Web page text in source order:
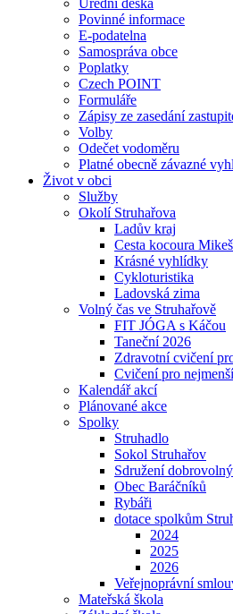
Povinné informace
E-podatelna
Samospráva obce
Poplatky
Czech POINT
Formuláře
Zápisy ze zasedání
Volby
Odečet vodoměru
Platné obecně závazné
Život v obci
Služby
Okolí Struhařova
Ladův kraj
Cesta kocoura
Krásné vyhlídky
Cykloturistika
Ladovská zima
Volný čas ve Struhařově
FIT JÓGA s Káčou
Taneční 2026
Zdravotní cvičení
Cvičení pro nejmenší
Kalendář akcí
Plánované akce
Spolky
Struhadlo
Sokol Struhařov
Sdružení
Obec Baráčníků
Rybáři
dotace spolkům
2024
2025
2026
Veřejnoprávní
Mateřská škola